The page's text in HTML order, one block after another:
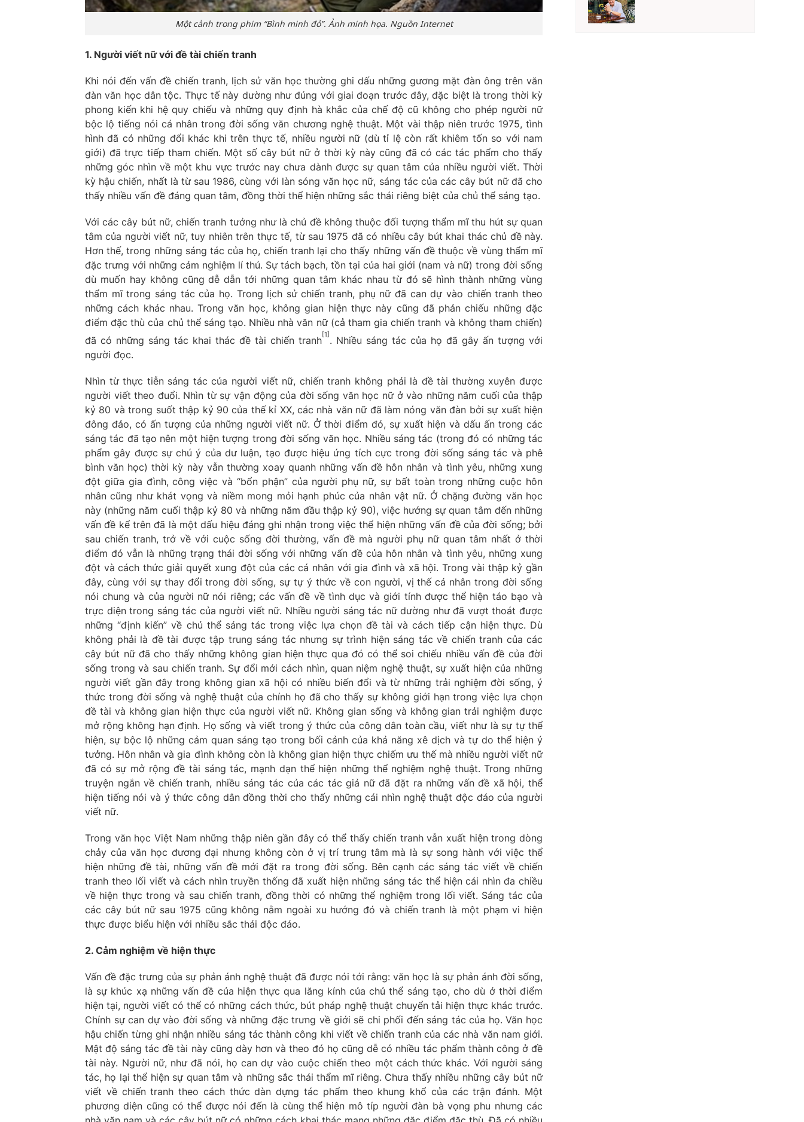
Một cảnh trong phim “Bình minh đỏ”. Ảnh minh họa. Nguồn Internet
1. Người viết nữ với đề tài chiến tranh
Khi nói đến vấn đề chiến tranh, lịch sử văn học thường ghi dấu những gương mặt đàn ông trên văn
đàn văn học dân tộc. Thực tế này dường như đúng với giai đoạn trước đây, đặc biệt là trong thời kỳ
phong kiến khi hệ quy chiếu và những quy định hà khắc của chế độ cũ không cho phép người nữ
bộc lộ tiếng nói cá nhân trong đời sống văn chương nghệ thuật. Một vài thập niên trước 1975, tình
hình đã có những đổi khác khi trên thực tế, nhiều người nữ (dù tỉ lệ còn rất khiêm tốn so với nam
giới) đã trực tiếp tham chiến. Một số cây bút nữ ở thời kỳ này cũng đã có các tác phẩm cho thấy
những góc nhìn về một khu vực trước nay chưa dành được sự quan tâm của nhiều người viết. Thời
kỳ hậu chiến, nhất là từ sau 1986, cùng với làn sóng văn học nữ, sáng tác của các cây bút nữ đã cho
thấy nhiều vấn đề đáng quan tâm, đồng thời thể hiện những sắc thái riêng biệt của chủ thể sáng tạo.
Với các cây bút nữ, chiến tranh tưởng như là chủ đề không thuộc đối tượng thẩm mĩ thu hút sự quan
tâm của người viết nữ, tuy nhiên trên thực tế, từ sau 1975 đã có nhiều cây bút khai thác chủ đề này.
Hơn thế, trong những sáng tác của họ, chiến tranh lại cho thấy những vấn đề thuộc về vùng thẩm mĩ
đặc trưng với những cảm nghiệm lí thú. Sự tách bạch, tồn tại của hai giới (nam và nữ) trong đời sống
dù muốn hay không cũng dễ dẫn tới những quan tâm khác nhau từ đó sẽ hình thành những vùng
thẩm mĩ trong sáng tác của họ. Trong lịch sử chiến tranh, phụ nữ đã can dự vào chiến tranh theo
những cách khác nhau. Trong văn học, không gian hiện thực này cũng đã phản chiếu những đặc
điểm đặc thù của chủ thể sáng tạo. Nhiều nhà văn nữ (cả tham gia chiến tranh và không tham chiến)
đã có những sáng tác khai thác đề tài chiến tranh[1] . Nhiều sáng tác của họ đã gây ấn tượng với
người đọc.
Nhìn từ thực tiễn sáng tác của người viết nữ, chiến tranh không phải là đề tài thường xuyên được
người viết theo đuổi. Nhìn từ sự vận động của đời sống văn học nữ ở vào những năm cuối của thập
kỷ 80 và trong suốt thập kỷ 90 của thế kỉ XX, các nhà văn nữ đã làm nóng văn đàn bởi sự xuất hiện
đông đảo, có ấn tượng của những người viết nữ. Ở thời điểm đó, sự xuất hiện và dấu ấn trong các
sáng tác đã tạo nên một hiện tượng trong đời sống văn học. Nhiều sáng tác (trong đó có những tác
phẩm gây được sự chú ý của dư luận, tạo được hiệu ứng tích cực trong đời sống sáng tác và phê
bình văn học) thời kỳ này vẫn thường xoay quanh những vấn đề hôn nhân và tình yêu, những xung
đột giữa gia đình, công việc và “bổn phận” của người phụ nữ, sự bất toàn trong những cuộc hôn
nhân cũng như khát vọng và niềm mong mỏi hạnh phúc của nhân vật nữ. Ở chặng đường văn học
này (những năm cuối thập kỷ 80 và những năm đầu thập kỷ 90), việc hướng sự quan tâm đến những
vấn đề kể trên đã là một dấu hiệu đáng ghi nhận trong việc thể hiện những vấn đề của đời sống; bởi
sau chiến tranh, trở về với cuộc sống đời thường, vấn đề mà người phụ nữ quan tâm nhất ở thời
điểm đó vẫn là những trạng thái đời sống với những vấn đề của hôn nhân và tình yêu, những xung
đột và cách thức giải quyết xung đột của các cá nhân với gia đình và xã hội. Trong vài thập kỷ gần
đây, cùng với sự thay đổi trong đời sống, sự tự ý thức về con người, vị thế cá nhân trong đời sống
nói chung và của người nữ nói riêng; các vấn đề về tình dục và giới tính được thể hiện táo bạo và
trực diện trong sáng tác của người viết nữ. Nhiều người sáng tác nữ dường như đã vượt thoát được
những “định kiến” về chủ thể sáng tác trong việc lựa chọn đề tài và cách tiếp cận hiện thực. Dù
không phải là đề tài được tập trung sáng tác nhưng sự trình hiện sáng tác về chiến tranh của các
cây bút nữ đã cho thấy những không gian hiện thực qua đó có thể soi chiếu nhiều vấn đề của đời
sống trong và sau chiến tranh. Sự đổi mới cách nhìn, quan niệm nghệ thuật, sự xuất hiện của những
người viết gần đây trong không gian xã hội có nhiều biến đổi và từ những trải nghiệm đời sống, ý
thức trong đời sống và nghệ thuật của chính họ đã cho thấy sự không giới hạn trong việc lựa chọn
đề tài và không gian hiện thực của người viết nữ. Không gian sống và không gian trải nghiệm được
mở rộng không hạn định. Họ sống và viết trong ý thức của công dân toàn cầu, viết như là sự tự thể
hiện, sự bộc lộ những cảm quan sáng tạo trong bối cảnh của khả năng xê dịch và tự do thể hiện ý
tưởng. Hôn nhân và gia đình không còn là không gian hiện thực chiếm ưu thế mà nhiều người viết nữ
đã có sự mở rộng đề tài sáng tác, mạnh dạn thể hiện những thể nghiệm nghệ thuật. Trong những
truyện ngắn về chiến tranh, nhiều sáng tác của các tác giả nữ đã đặt ra những vấn đề xã hội, thể
hiện tiếng nói và ý thức công dân đồng thời cho thấy những cái nhìn nghệ thuật độc đáo của người
viết nữ.
Trong văn học Việt Nam những thập niên gần đây có thể thấy chiến tranh vẫn xuất hiện trong dòng
chảy của văn học đương đại nhưng không còn ở vị trí trung tâm mà là sự song hành với việc thể
hiện những đề tài, những vấn đề mới đặt ra trong đời sống. Bên cạnh các sáng tác viết về chiến
tranh theo lối viết và cách nhìn truyền thống đã xuất hiện những sáng tác thể hiện cái nhìn đa chiều
về hiện thực trong và sau chiến tranh, đồng thời có những thể nghiệm trong lối viết. Sáng tác của
các cây bút nữ sau 1975 cũng không nằm ngoài xu hướng đó và chiến tranh là một phạm vi hiện
thực được biểu hiện với nhiều sắc thái độc đáo.
2. Cảm nghiệm về hiện thực
Vấn đề đặc trưng của sự phản ánh nghệ thuật đã được nói tới rằng: văn học là sự phản ánh đời sống,
là sự khúc xạ những vấn đề của hiện thực qua lăng kính của chủ thể sáng tạo, cho dù ở thời điểm
hiện tại, người viết có thể có những cách thức, bút pháp nghệ thuật chuyển tải hiện thực khác trước.
Chính sự can dự vào đời sống và những đặc trưng về giới sẽ chi phối đến sáng tác của họ. Văn học
hậu chiến từng ghi nhận nhiều sáng tác thành công khi viết về chiến tranh của các nhà văn nam giới.
Mật độ sáng tác đề tài này cũng dày hơn và theo đó họ cũng dễ có nhiều tác phẩm thành công ở đề
tài này. Người nữ, như đã nói, họ can dự vào cuộc chiến theo một cách thức khác. Với người sáng
tác, họ lại thể hiện sự quan tâm và những sắc thái thẩm mĩ riêng. Chưa thấy nhiều những cây bút nữ
viết về chiến tranh theo cách thức dàn dựng tác phẩm theo khung khổ của các trận đánh. Một
phương diện cũng có thể được nói đến là cùng thể hiện mô típ người đàn bà vọng phu nhưng các